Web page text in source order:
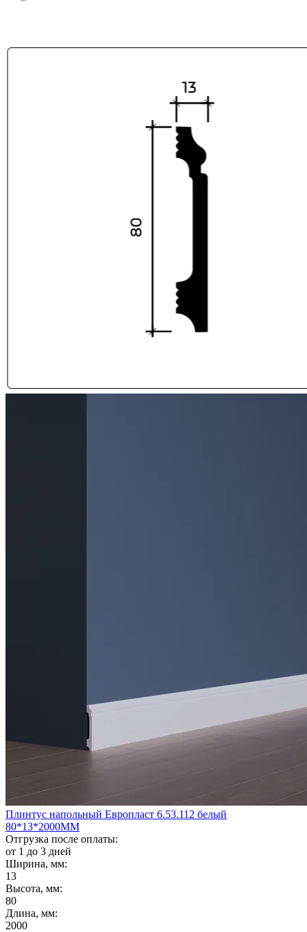
Плинтус напольный Европласт 6.53.112 белый
80*13*2000ММ
Отгрузка после оплаты:
от 1 до 3 дней
Ширина, мм:
13
Высота, мм:
80
Длина, мм:
2000